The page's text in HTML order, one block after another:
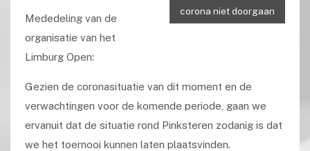
corona niet doorgaan
Mededeling van de
organisatie van het
Limburg Open:
Gezien de coronasituatie van dit moment en de
verwachtingen voor de komende periode, gaan we
ervanuit dat de situatie rond Pinksteren zodanig is dat
we het toernooi kunnen laten plaatsvinden.